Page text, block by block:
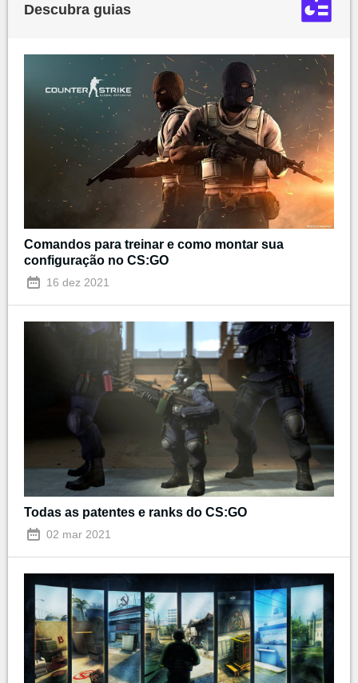
Descubra guias
Comandos para treinar e como montar sua
configuração no CS:GO
16 dez 2021
Todas as patentes e ranks do CS:GO
02 mar 2021